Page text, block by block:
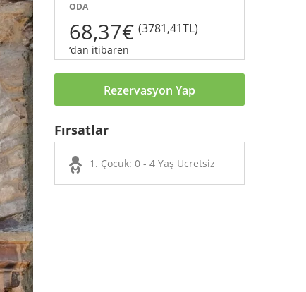
ODA
68,37€ (3781,41TL)
‘dan itibaren
Rezervasyon Yap
Fırsatlar
1. Çocuk: 0 - 4 Yaş Ücretsiz